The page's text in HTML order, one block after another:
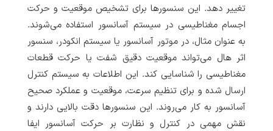
تغییر دهد. این سنسورها برای تشخیص موقعیت و حرکت
اجسام مغناطیسی در سیستم آسانسور استفاده می‌شوند.
به عنوان مثال، در موتور آسانسور یا سیستم انکودر، سنسور
اثر هال می‌تواند موقعیت دقیق شفت یا حرکت قطعات
مغناطیسی را شناسایی کند. این اطلاعات به سیستم کنترل
ارسال شده و برای تنظیم سرعت، موقعیت و عملکرد صحیح
آسانسور به کار می‌روند. این سنسورها دقت بالایی دارند و
نقش مهمی در کنترل و نظارت بر حرکت آسانسور ایفا